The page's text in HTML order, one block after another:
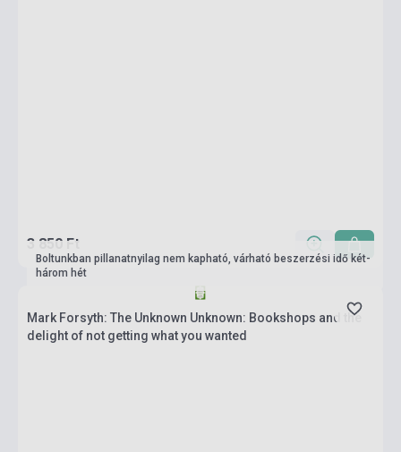
3 850 Ft
Boltunkban pillanatnyilag nem kapható, várható beszerzési idő két-
három hét
Mark Forsyth: The Unknown Unknown: Bookshops and the
delight of not getting what you wanted